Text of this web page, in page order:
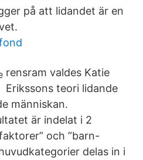
på att lidandet är en
rensram valdes Katie
Erikssons teori lidande
människan.
är indelat i 2
och ”barn-
delas in i